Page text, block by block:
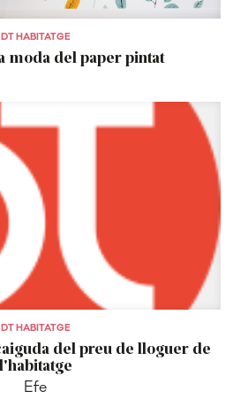
DT HABITATGE
moda del paper pintat
DT HABITATGE
del preu de lloguer de
l'habitatge
Efe